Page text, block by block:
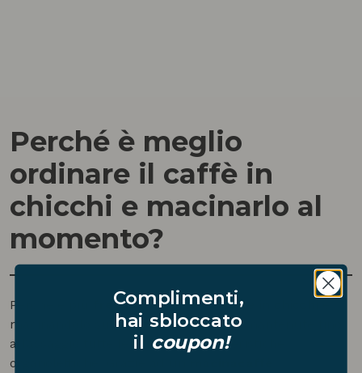
Perché è meglio
ordinare il caffè in
chicchi e macinarlo al
momento?
Perché è più fresco. Ordinando ilcaffè in chicchi
macinandolo sul momento, verranno mantenute fino
all’assaggio tutte le principali caratteristiche
organolettiche. Grazie ad un
Complimenti,
hai sbloccato
il coupon!